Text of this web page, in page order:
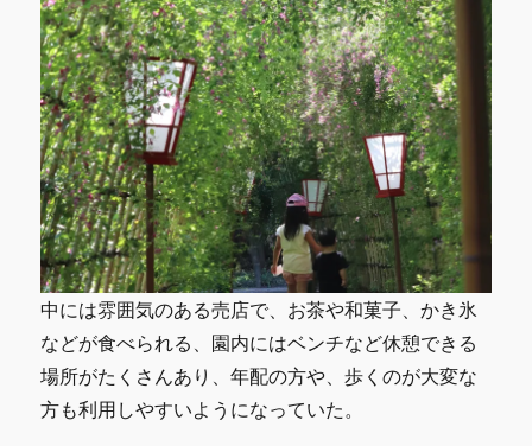
中には雰囲気のある売店で、お茶や和菓子、かき氷
などが食べられる、園内にはベンチなど休憩できる
場所がたくさんあり、年配の方や、歩くのが大変な
方も利用しやすいようになっていた。